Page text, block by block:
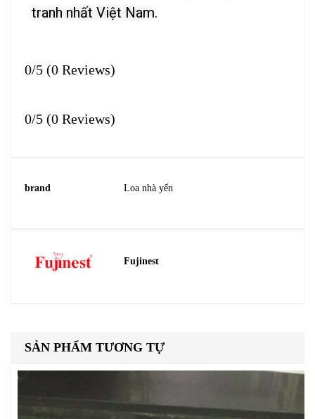
tranh nhất Việt Nam.
0/5 (0 Reviews)
0/5 (0 Reviews)
brand Loa nhà yến
Fujinest
SẢN PHẨM TƯƠNG TỰ